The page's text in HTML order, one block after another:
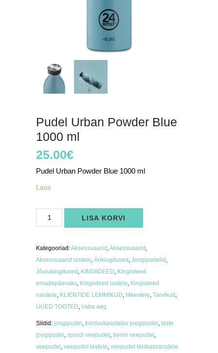
Pudel Urban Powder Blue
1000 ml
25.00€
Pudel Urban Powder Blue 1000 ml
Laos
Urban
Powder
ml
kogus
LISA KORVI
Kategooriad:Aksessuaarid ,Aksessuaarid ,
Aksessuaarid lastele, Ärikingitused , Joogipudelid ,
Jõulukingitused , KINGIIDEED, Kingiideed
emadepäevaks, Kingiideed lastele, Kingiideed
naistele, KLIENTIDE LEMMIKUD, Meestele, Tarvikud ,
UUED TOOTED, Vaba aeg
Sildid: joogipudel , korduvkasutatav joogipudel , laste
joogipudel , spordi veepudel , trenni veepudel ,
veepudel , veepudel lastele, veepudel täiskasvanutele